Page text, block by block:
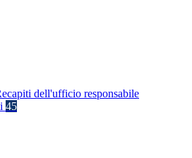
dell'ufficio responsabile
45